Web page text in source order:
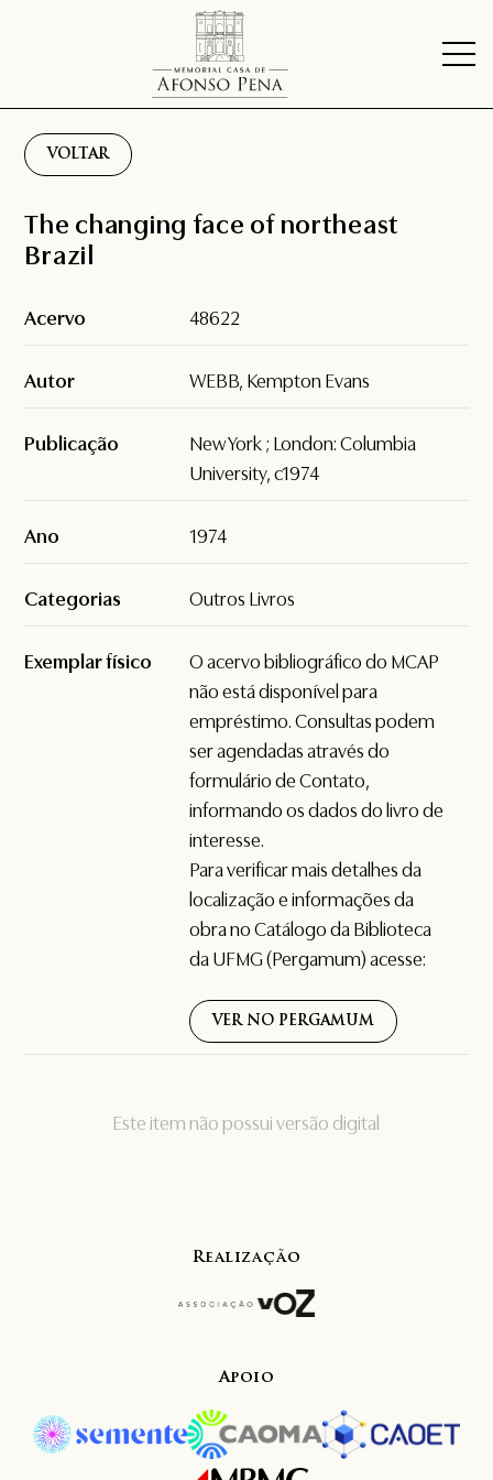
VOLTAR
Este item não possui versão digital
The changing face of northeast
Brazil
Acervo 48622
Autor WEBB, Kempton Evans
Publicação
New York ; London: Columbia
University, c1974
Ano 1974
Categorias Outros Livros
Exemplar físico
O acervo bibliográfico do MCAP
não está disponível para
empréstimo. Consultas podem
ser agendadas através do
formulário deContato,
informando os dados do livro de
interesse.
Para verificar mais detalhes da
localização e informações da
obra no Catálogo da Biblioteca
da UFMG (Pergamum) acesse:
VER NO PERGAMUM
Realização
Apoio